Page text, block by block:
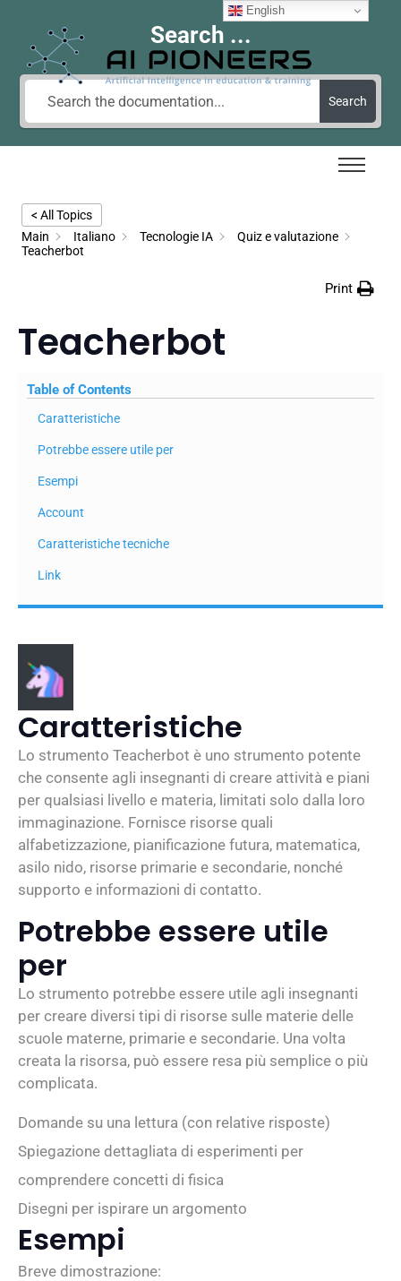
Search ...
Search
< All Topics
Main
Italiano Tecnologie IA
Quiz e valutazione
Teacherbot
Print
Teacherbot
Table of Contents
Caratteristiche
Potrebbe essere utile per
Esempi
Account
Caratteristiche tecniche
Link
Caratteristiche
Lo strumento Teacherbot è uno strumento potente
che consente agli insegnanti di creare attività e piani
per qualsiasi livello e materia, limitati solo dalla loro
immaginazione. Fornisce risorse quali
alfabetizzazione, pianificazione futura, matematica,
asilo nido, risorse primarie e secondarie, nonché
supporto e informazioni di contatto.
Potrebbe essere utile
per
Lo strumento potrebbe essere utile agli insegnanti
per creare diversi tipi di risorse sulle materie delle
scuole materne, primarie e secondarie. Una volta
creata la risorsa, può essere resa più semplice o più
complicata.
Domande su una lettura (con relative risposte)
Spiegazione dettagliata di esperimenti per
comprendere concetti di fisica
Disegni per ispirare un argomento
Esempi
Breve dimostrazione:
English